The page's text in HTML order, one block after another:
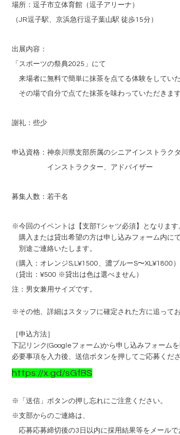
場所：逗子市立体育館（逗子アリーナ）
（JR逗子駅、京浜急行逗子葉山駅 徒歩15分）
出展内容：
「スポーツの祭典2025」にて
来場者に無料で簡単に抹茶を点てる体験をしていた
その場で自分で点てた抹茶を味わっていただきます
謝礼：些少
申込資格：神奈川県支部所属のシニアインストラクタ
インストラクター、アドバイザー
募集人数：若干名
※今回のイベントは【支部Tシャツ必須】となります
購入または貸出希望の方は申し込みフォーム内に
別途ご連絡いたします。
（購入：オレンジS,L¥1500、濃ブルーS〜XL¥1800）
（貸出：¥500 ※貸出は色は選べません）
注：男女兼用サイズです。
※その他、詳細はスタッフに確定された方に追ってお
［申込方法］
下記リンク(Googleフォーム)から申し込みフォームを
必要事項を入力後、送信ボタンを押してご応募くださ
https://x.gd/sGfBS
※「送信」ボタンの押し忘れにご注意ください。
※支部からのご連絡は、
応募応募締切後の3日以内に採用結果等をメールで